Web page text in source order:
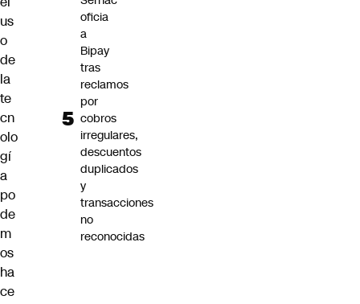
us
o
de
la
te
cn
olo
gí
a
po
de
m
os
ha
ce
oficia
a
Bipay
tras
reclamos
por
cobros
irregulares,
descuentos
duplicados
y
transacciones
no
reconocidas